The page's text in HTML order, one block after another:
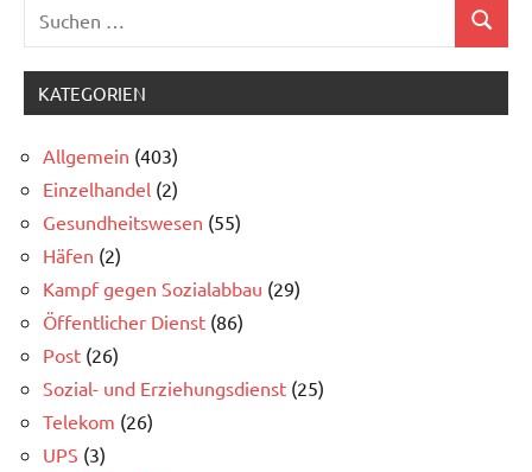
nach:
Suchen
KATEGORIEN
Allgemein (403)
Einzelhandel (2)
Gesundheitswesen (55)
Häfen (2)
Kampf gegen Sozialabbau (29)
Öffentlicher Dienst (86)
Post (26)
Sozial- und Erziehungsdienst (25)
Telekom (26)
UPS (3)